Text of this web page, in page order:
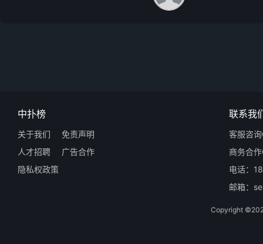
中扑榜
关于我们
免责声明
人才招聘
广告合作
隐私权政策
联系我
客服咨
商务合
电话：
邮箱：
Copyright